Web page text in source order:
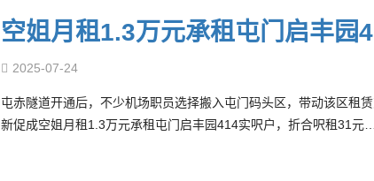
空姐月租1.3万元承租屯门启丰园
2025-07-24
屯赤隧道开通后，不少机场职员选择搬入屯门码头区，带动该区租
新促成空姐月租1.3万元承租屯门启丰园414实呎户，折合呎租31元